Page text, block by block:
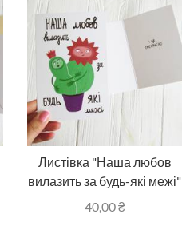
Листівка "Наша любов
вилазить за будь-які межі"
40,00₴